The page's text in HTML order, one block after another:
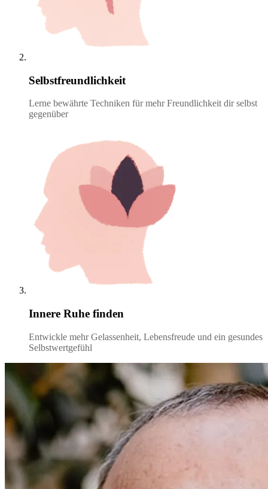
Selbstfreundlichkeit
Lerne bewährte Techniken für mehr Freundlichkeit dir selbst
gegenüber
Innere Ruhe finden
Entwickle mehr Gelassenheit, Lebensfreude und ein gesundes
Selbstwertgefühl